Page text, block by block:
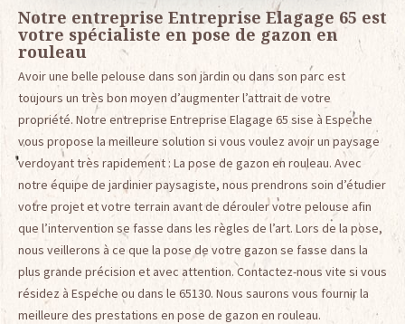
Notre entreprise Entreprise Elagage 65 est
votre spécialiste en pose de gazon en
rouleau
Avoir une belle pelouse dans son jardin ou dans son parc est
toujours un très bon moyen d’augmenter l’attrait de votre
propriété. Notre entreprise Entreprise Elagage 65 sise à Espeche
vous propose la meilleure solution si vous voulez avoir un paysage
verdoyant très rapidement : La pose de gazon en rouleau. Avec
notre équipe de jardinier paysagiste, nous prendrons soin d’étudier
votre projet et votre terrain avant de dérouler votre pelouse afin
que l’intervention se fasse dans les règles de l’art. Lors de la pose,
nous veillerons à ce que la pose de votre gazon se fasse dans la
plus grande précision et avec attention. Contactez-nous vite si vous
résidez à Espeche ou dans le 65130. Nous saurons vous fournir la
meilleure des prestations en pose de gazon en rouleau.